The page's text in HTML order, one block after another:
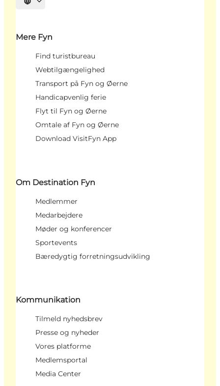
Vælg sprog
Mere Fyn
Find turistbureau
Webtilgængelighed
Transport på Fyn og Øerne
Handicapvenlig ferie
Flyt til Fyn og Øerne
Omtale af Fyn og Øerne
Download VisitFyn App
Om Destination Fyn
Medlemmer
Medarbejdere
Møder og konferencer
Sportevents
Bæredygtig forretningsudvikling
Kommunikation
Tilmeld nyhedsbrev
Presse og nyheder
Vores platforme
Medlemsportal
Media Center